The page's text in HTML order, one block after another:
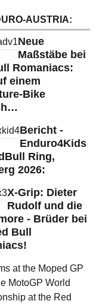
AUSTRIA:
Neue
Maßstäbe bei
Romaniacs:
einem
Bike
Bericht -
Enduro4Kids
Ring,
2026:
X-Grip: Dieter
Rudolf und die
- Brüder bei
Bull